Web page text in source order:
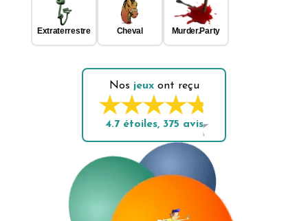
Extraterrestre Cheval Murder.Party
Nos jeux ont reçu
4.7étoiles, 375 avis